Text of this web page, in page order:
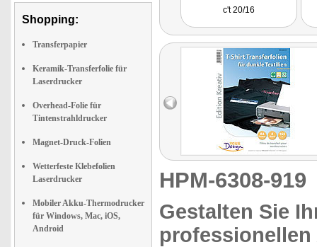
Shopping:
Transferpapier
Keramik-Transferfolie für
Laserdrucker
Overhead-Folie für
Tintenstrahldrucker
Magnet-Druck-Folien
Wetterfeste Klebefolien
Laserdrucker
Mobiler Akku-Thermodrucker
für Windows, Mac, iOS,
Android
c't 20/16
HPM-6308-
Gestalten Sie